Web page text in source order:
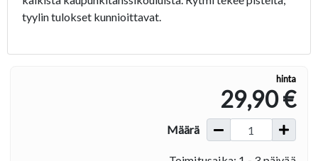
tyylin tulokset kunnioittavat.
hinta
29,90 €
Määrä